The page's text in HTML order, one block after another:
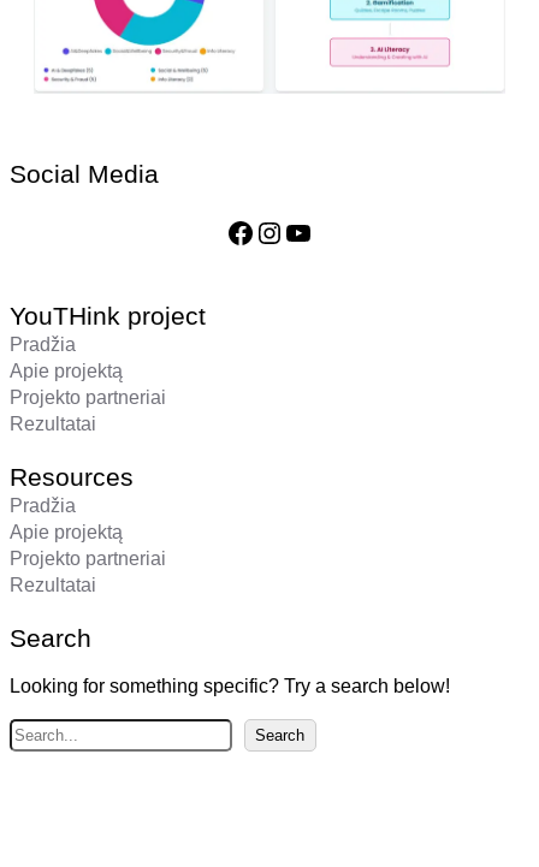
Social Media
Facebook Instagram YouTube
YouTHink project
Pradžia
Apie projektą
Projekto partneriai
Rezultatai
Resources
Pradžia
Apie projektą
Projekto partneriai
Rezultatai
Search
Looking for something specific? Try a search below!
P
a
Search